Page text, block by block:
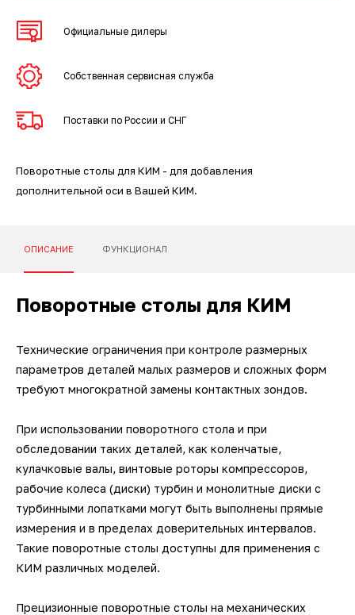
Официальные дилеры
Собственная сервисная служба
Поставки по России и СНГ
Поворотные столы для КИМ - для добавления
дополнительной оси в Вашей КИМ.
ОПИСАНИЕ ФУНКЦИОНАЛ
Поворотные столы для КИМ
Технические ограничения при контроле размерных
параметров деталей малых размеров и сложных форм
требуют многократной замены контактных зондов.
При использовании поворотного стола и при
обследовании таких деталей, как коленчатые,
кулачковые валы, винтовые роторы компрессоров,
рабочие колеса (диски) турбин и монолитные диски с
турбинными лопатками могут быть выполнены прямые
измерения и в пределах доверительных интервалов.
Такие поворотные столы доступны для применения с
КИМ различных моделей.
Прецизионные поворотные столы на механических
рук